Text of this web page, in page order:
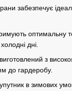
забезпечує
оптимальну
дні.
з
до гардеробу.
в зимових